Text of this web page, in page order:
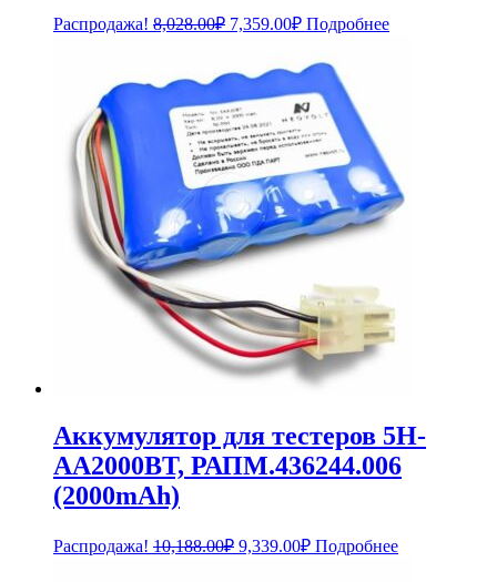
Распродажа! 8,028.00₽ Первоначальная
8,028.00₽.
7,359.00₽Текущая
цена:
7,359.00₽.
Подробнее
Аккумулятор для тестеров 5H-
AA2000BT, РАПМ.436244.006
(2000mAh)
Распродажа! 10,188.00₽ Первоначальная
9,339.00₽Текущая
цена:
Подробнее